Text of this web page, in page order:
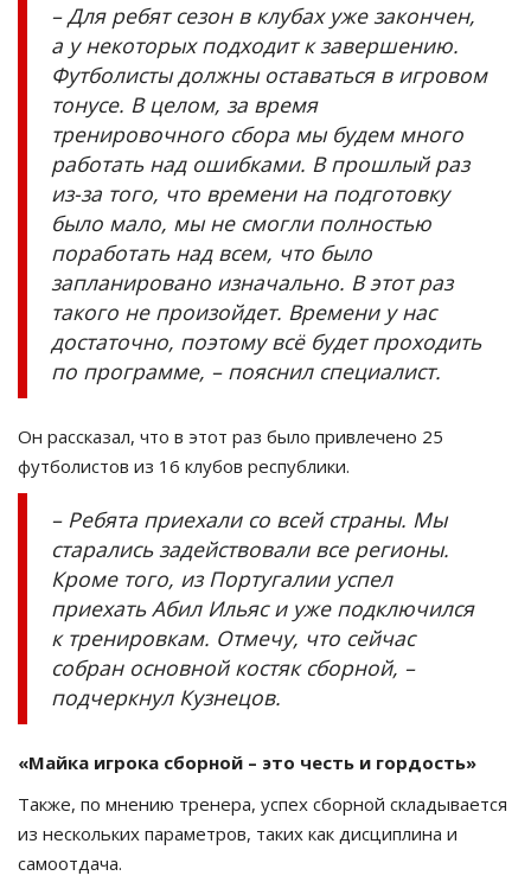
– Для ребят сезон в клубах уже закончен,
а у некоторых подходит к завершению.
Футболисты должны оставаться в игровом
тонусе. В целом, за время
тренировочного сбора мы будем много
работать над ошибками. В прошлый раз
из-за того, что времени на подготовку
было мало, мы не смогли полностью
поработать над всем, что было
запланировано изначально. В этот раз
такого не произойдет. Времени у нас
достаточно, поэтому всё будет проходить
по программе, – пояснил специалист.
Он рассказал, что в этот раз было привлечено 25
футболистов из 16 клубов республики.
– Ребята приехали со всей страны. Мы
старались задействовали все регионы.
Кроме того, из Португалии успел
приехать Абил Ильяс и уже подключился
к тренировкам. Отмечу, что сейчас
собран основной костяк сборной, –
подчеркнул Кузнецов.
«Майка игрока сборной – это честь и гордость»
Также, по мнению тренера, успех сборной складывается
из нескольких параметров, таких как дисциплина и
самоотдача.